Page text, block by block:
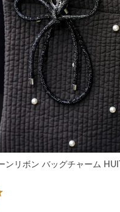
ンリボン バッグチャーム